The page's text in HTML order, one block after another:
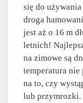
się do
droga
jest aż o 16 m
letnich!
na zimowe są
temperatura nie
na to, czy
lub przymrozki.